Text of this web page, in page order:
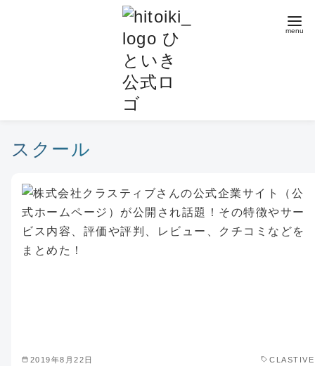
スクール
2019年8月22日 CLASTIVE